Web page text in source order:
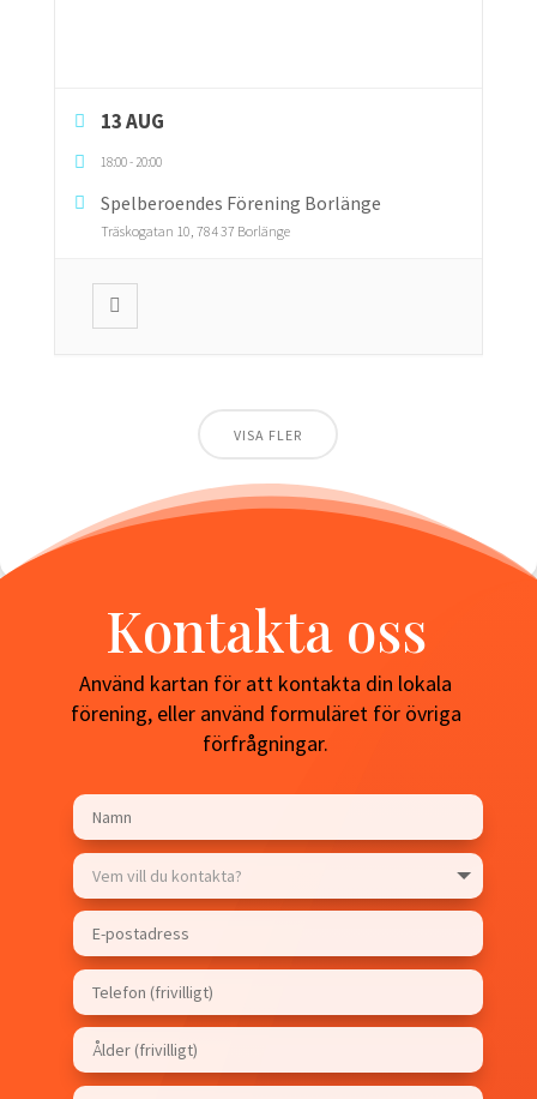
13 AUG
18:00- 20:00
Spelberoendes Förening Borlänge
Träskogatan 10, 784 37 Borlänge
VISA FLER
Kontakta oss
Använd kartan för att kontakta din lokala
förening, eller använd formuläret för övriga
förfrågningar.